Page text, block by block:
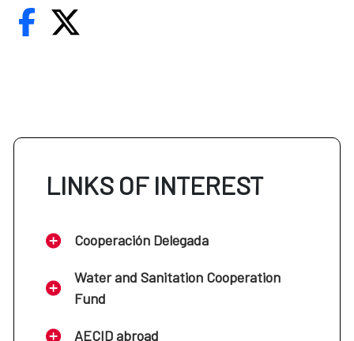
LINKS OF INTEREST
Cooperación Delegada
Water and Sanitation Cooperation
Fund
AECID abroad